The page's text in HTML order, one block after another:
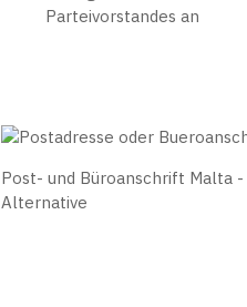
Parteivorstandes an
Post- und Büroanschrift Malta
Alternative